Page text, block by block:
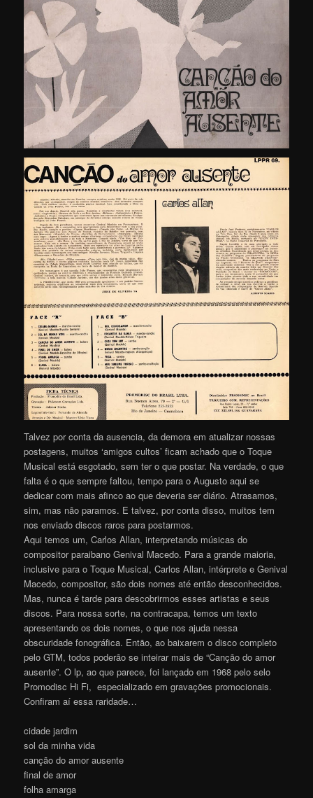
Talvez por conta da ausencia, da demora em atualizar nossas
postagens, muitos ‘amigos cultos’ ficam achado que o Toque
Musical está esgotado, sem ter o que postar. Na verdade, o que
falta é o que sempre faltou, tempo para o Augusto aqui se
dedicar com mais afinco ao que deveria ser diário. Atrasamos,
sim, mas não paramos. E talvez, por conta disso, muitos tem
nos enviado discos raros para postarmos.
Aqui temos um, Carlos Allan, interpretando músicas do
compositor paraibano Genival Macedo. Para a grande maioria,
inclusive para o Toque Musical, Carlos Allan, intérprete e Genival
Macedo, compositor, são dois nomes até então desconhecidos.
Mas, nunca é tarde para descobrirmos esses artistas e seus
discos. Para nossa sorte, na contracapa, temos um texto
apresentando os dois nomes, o que nos ajuda nessa
obscuridade fonográfica. Então, ao baixarem o disco completo
pelo GTM, todos poderão se inteirar mais de “Canção do amor
ausente”. O lp, ao que parece, foi lançado em 1968 pelo selo
Promodisc Hi Fi, especializado em gravações promocionais.
Confiram aí essa raridade…
cidade jardim
sol da minha vida
canção do amor ausente
final de amor
folha amarga